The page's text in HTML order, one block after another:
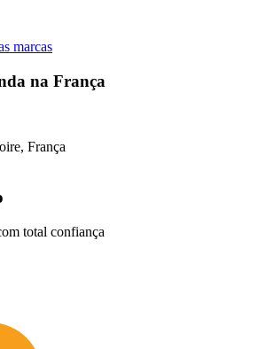
marcas
na França
França
total confiança